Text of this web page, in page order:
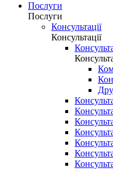
Послуги
Послуги
Консультації
Консультації